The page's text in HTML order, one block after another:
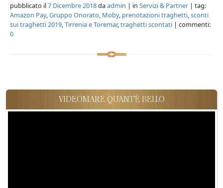
pubblicato il7 Dicembre 2018daadmin | in Servizi & Partner | tag:
Amazon Pay,Gruppo Onorato, Moby, prenotazioni traghetti,sconti
sui traghetti 2019,Tirrenia e Toremar,traghetti scontati | commenti:
0
VIDEOMARE QUANT'È BELLO